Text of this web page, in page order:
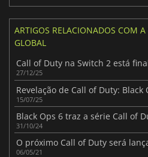
ARTIGOS RELACIONADOS COM A
GLOBAL
Call of Duty na Switch 2 está
27/12/25
15/07/25
Black Ops 6 traz a série Call of
31/10/24
O próximo Call of Duty será
06/05/21